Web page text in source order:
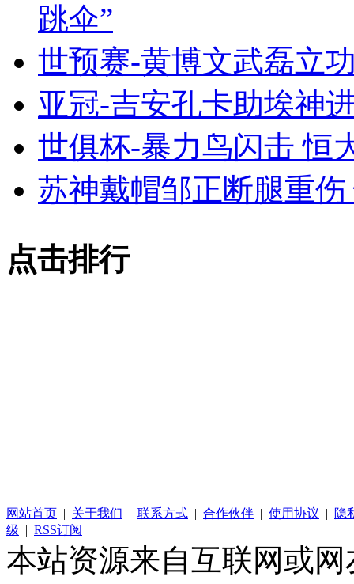
跳伞”
世预赛-黄博文武磊立
亚冠-吉安孔卡助埃神
世俱杯-暴力鸟闪击 恒
苏神戴帽邹正断腿重
点击排行
网站首页 | 关于我们 | 联系方式 | 合作伙伴 | 使用协议 |
隐
级 | RSS订阅
本站资源来自互联网或